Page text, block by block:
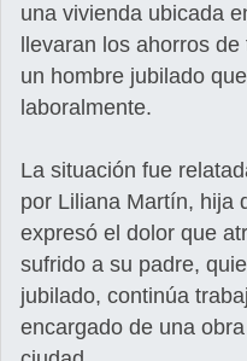
una vivienda ubicada
llevaran los ahorros
un hombre jubilado
laboralmente.
La situación fue
por Liliana Martín, hija
expresó el dolor que
sufrido a su padre,
jubilado, continúa
encargado de una